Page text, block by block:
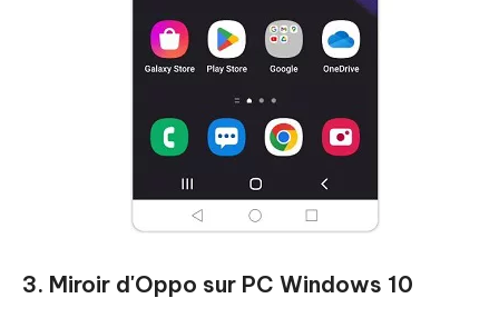
3. Miroir d'Oppo sur PC Windows 10